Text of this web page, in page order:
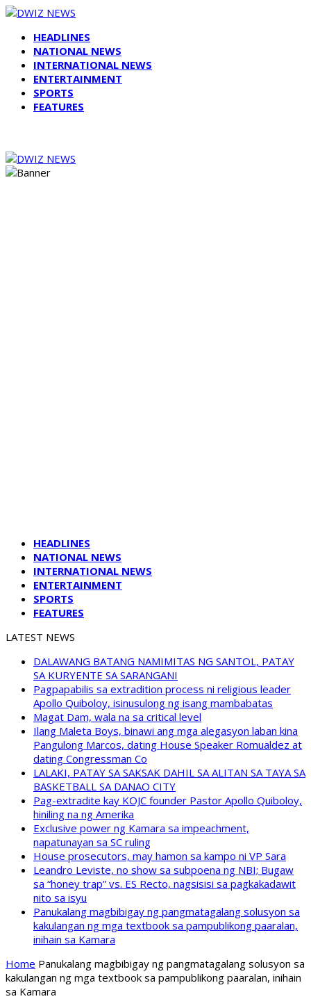
HEADLINES
NATIONAL NEWS
INTERNATIONAL NEWS
ENTERTAINMENT
SPORTS
FEATURES
HEADLINES
NATIONAL NEWS
INTERNATIONAL NEWS
ENTERTAINMENT
SPORTS
FEATURES
LATEST NEWS
DALAWANG BATANG NAMIMITAS NG SANTOL, PATAY
SA KURYENTE SA SARANGANI
Pagpapabilis sa extradition process ni religious leader
Apollo Quiboloy, isinusulong ng isang mambabatas
Magat Dam, wala na sa critical level
Ilang Maleta Boys, binawi ang mga alegasyon laban kina
Pangulong Marcos, dating House Speaker Romualdez at
dating Congressman Co
LALAKI, PATAY SA SAKSAK DAHIL SA ALITAN SA TAYA SA
BASKETBALL SA DANAO CITY
Pag-extradite kay KOJC founder Pastor Apollo Quiboloy,
hiniling na ng Amerika
Exclusive power ng Kamara sa impeachment,
napatunayan sa SC ruling
House prosecutors, may hamon sa kampo ni VP Sara
Leandro Leviste, no show sa subpoena ng NBI; Bugaw
sa “honey trap” vs. ES Recto, nagsisisi sa pagkakadawit
nito sa isyu
Panukalang magbibigay ng pangmatagalang solusyon sa
kakulangan ng mga textbook sa pampublikong paaralan,
inihain sa Kamara
Home Panukalang magbibigay ng pangmatagalang solusyon sa
kakulangan ng mga textbook sa pampublikong paaralan, inihain
sa Kamara